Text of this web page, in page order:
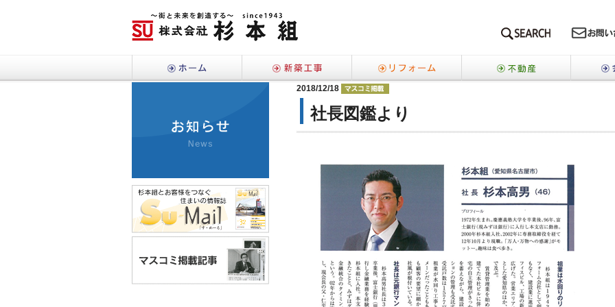
SEARCH
新築工事 リフォーム
お知らせ
2018/12/18
社長図鑑より